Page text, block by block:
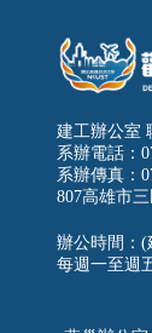
建工辦公室
系辦電話：
系辦傳真：
807高雄市
辦公時間：(
每週一至週